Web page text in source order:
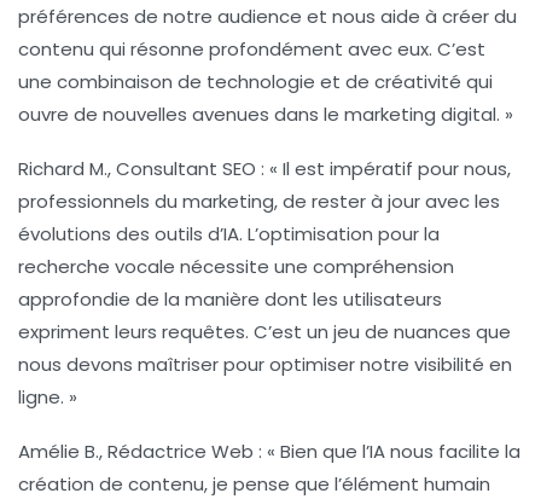
préférences de notre audience et nous aide à créer du
contenu qui résonne profondément avec eux. C’est
une combinaison de technologie et de créativité qui
ouvre de nouvelles avenues dans le marketing digital. »
Richard M., Consultant SEO : « Il est impératif pour nous,
professionnels du marketing, de rester à jour avec les
évolutions des outils d’IA. L’optimisation pour la
recherche vocale nécessite une compréhension
approfondie de la manière dont les utilisateurs
expriment leurs requêtes. C’est un jeu de nuances que
nous devons maîtriser pour optimiser notre visibilité en
ligne. »
Amélie B., Rédactrice Web : « Bien que l’IAnous facilite la
création de contenu, je pense que l’élément humain